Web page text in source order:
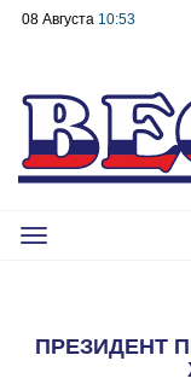
08 Августа 10:53
Toggle
ПРЕЗИДЕНТ